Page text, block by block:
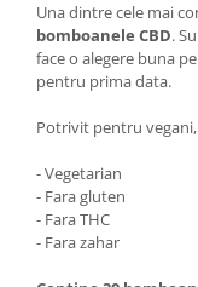
Una dintre cele mai
bomboanele CBD.
face o alegere buna
pentru prima data.
Potrivit pentru
- Vegetarian
- Fara gluten
- Fara THC
- Fara zahar